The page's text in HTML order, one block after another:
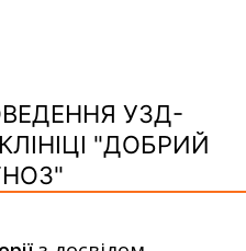
УЗД-
"ДОБРИЙ